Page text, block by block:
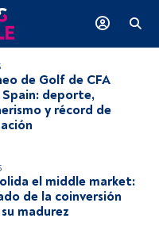
de Golf de CFA
deporte,
y récord de
el middle market:
de la coinversión
madurez